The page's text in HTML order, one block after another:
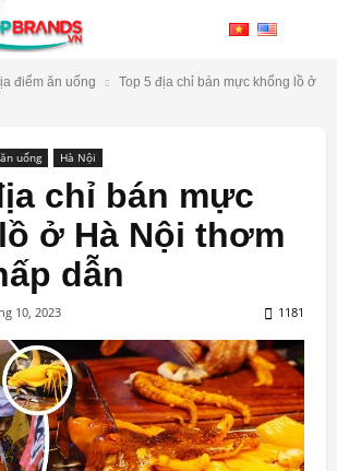
điểm ăn uống
Top 5 địa chỉ bán mực khổng lồ ở
uống Hà Nội
chỉ bán mực
ở Hà Nội thơm
dẫn
10, 2023 1181